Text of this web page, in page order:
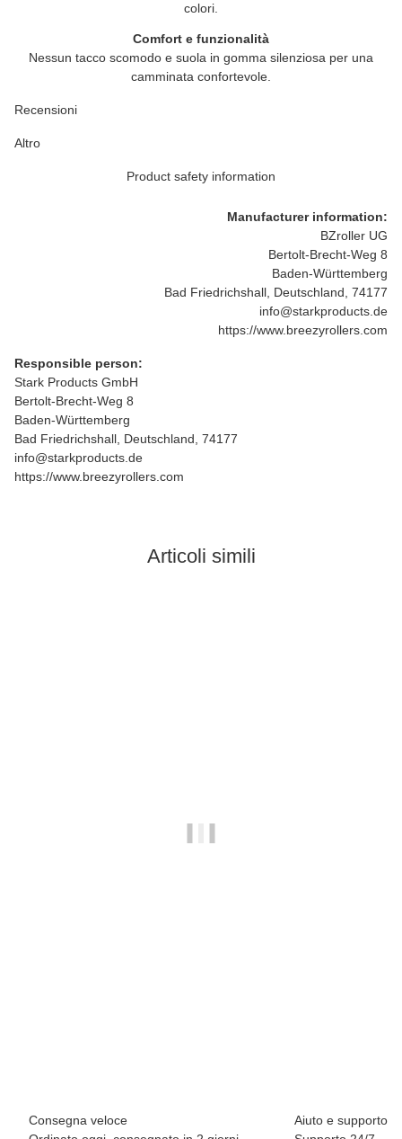
colori.
Comfort e funzionalità
Nessun tacco scomodo e suola in gomma silenziosa per una
camminata confortevole.
Recensioni
Altro
Product safety information
Manufacturer information:
BZroller UG
Bertolt-Brecht-Weg 8
Baden-Württemberg
Bad Friedrichshall, Deutschland, 74177
info@starkproducts.de
https://www.breezyrollers.com
Responsible person:
Stark Products GmbH
Bertolt-Brecht-Weg 8
Baden-Württemberg
Bad Friedrichshall, Deutschland, 74177
info@starkproducts.de
https://www.breezyrollers.com
Articoli simili
Consegna veloce
Aiuto e supporto